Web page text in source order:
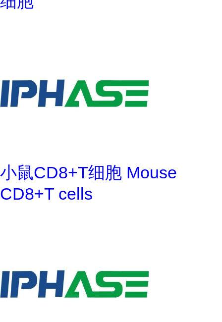
小鼠CD8+T细胞 Mouse
CD8+T cells